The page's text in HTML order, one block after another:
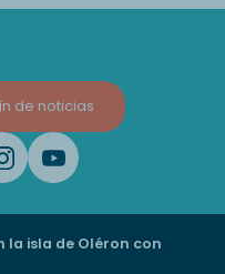
de noticias
la isla de Oléron con